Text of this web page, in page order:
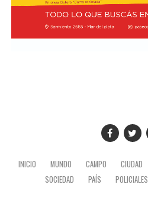
INICIO MUNDO CAMPO CIUDAD
SOCIEDAD
PAÍS POLICIALES